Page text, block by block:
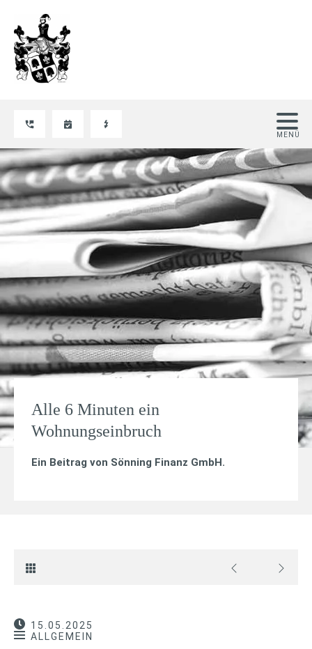
Alle 6 Minuten ein
Wohnungseinbruch
Ein Beitrag von Sönning Finanz GmbH.
15.05.2025
ALLGEMEIN